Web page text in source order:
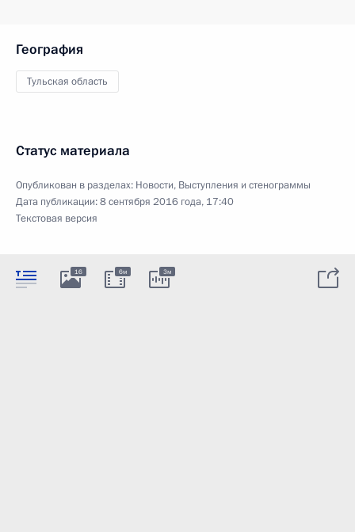
География
Тульская область
Статус материала
Опубликован в разделах: Новости, Выступления и стенограммы
Дата публикации:8 сентября 2016 года, 17:40
Текстовая версия
16 6м 3м